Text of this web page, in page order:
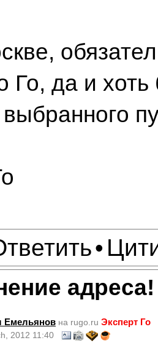
Го, да и
•
адреса!
Емельянов на rugo.ru Эксперт Го
2012 11:40